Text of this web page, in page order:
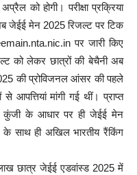
को होगी। परीक्षा प्रक्रिया
जेईई मेन 2025 रिजल्ट पर टिक
पर जारी किए
को लेकर छात्रों की बेचैनी अब
की प्रोविजनल आंसर की पहले
आपत्तियां मांगी गई थीं। प्राप्त
कुंजी के आधार पर ही जेईई मेन
के साथ ही अखिल भारतीय रैंकिंग
छात्र जेईई एडवांस्ड 2025 में